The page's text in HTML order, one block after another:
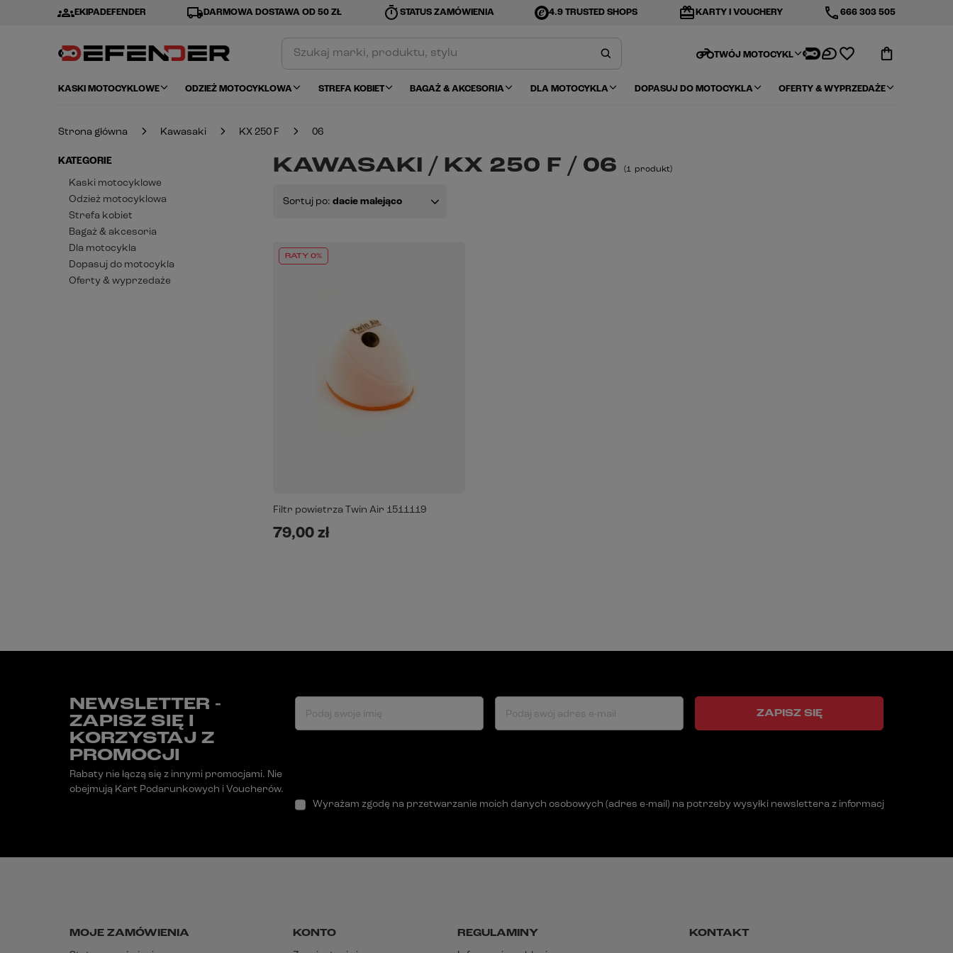
groupsEKIPADEFENDER local_shippingDARMOWA DOSTAWA OD 50 ZŁ timer STATUS ZAMÓWIENIA 4.9 TRUSTED SHOPS redeem KARTY I VOUCHERY phone666 303 505
motorcycleTWÓJ MOTOCYKL
KASKI MOTOCYKLOWE ODZIEŻ MOTOCYKLOWA STREFA KOBIET BAGAŻ & AKCESORIA DLA MOTOCYKLA DOPASUJ DO MOTOCYKLA OFERTY & WYPRZEDAŻE
Strona główna Kawasaki KX 250 F 06
KATEGORIE
Kaski motocyklowe
Odzież motocyklowa
Strefa kobiet
Bagaż & akcesoria
Dla motocykla
Dopasuj do motocykla
Oferty & wyprzedaże
KAWASAKI / KX 250 F / 06 (1 produkt)
Sortuj po: dacie malejąco
RATY 0%
Filtr powietrza Twin Air 1511119
79,00 zł
NEWSLETTER -
ZAPISZ SIĘ I
KORZYSTAJ Z
PROMOCJI
Rabaty nie łączą się z innymi promocjami. Nie
obejmują Kart Podarunkowych i Voucherów.
Podaj swoje imię Podaj swój adres e-mail
Wyrażam zgodę na przetwarzanie moich danych osobowych (adres e-mail) na potrzeby wysyłki newslettera z informacją handlową
ZAPISZ SIĘ
MOJE ZAMÓWIENIA KONTO REGULAMINY KONTAKT